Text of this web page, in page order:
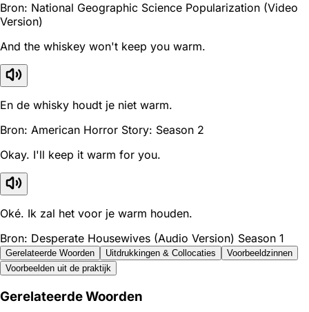
Bron: National Geographic Science Popularization (Video
Version)
And the whiskey won't keep you warm.
En de whisky houdt je niet warm.
Bron: American Horror Story: Season 2
Okay. I'll keep it warm for you.
Oké. Ik zal het voor je warm houden.
Bron: Desperate Housewives (Audio Version) Season 1
Gerelateerde Woorden Uitdrukkingen & Collocaties
Voorbeeldzinnen
Voorbeelden uit de praktijk
Gerelateerde Woorden